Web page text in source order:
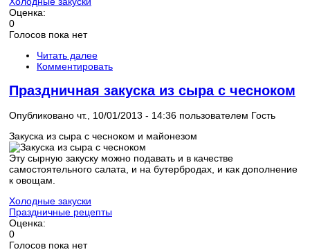
Оценка:
0
Голосов пока нет
Читать далее
Комментировать
Праздничная закуска из сыра с чесноком
Опубликовано чт., 10/01/2013 - 14:36 пользователем Гость
Закуска из сыра с чесноком и майонезом
Эту сырную закуску можно подавать и в качестве
самостоятельного салата, и на бутербродах, и как дополнение
к овощам.
Холодные закуски
Праздничные рецепты
Оценка:
0
Голосов пока нет